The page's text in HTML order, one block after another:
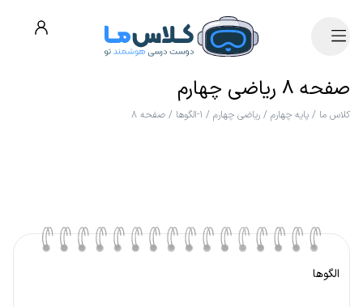
صفحه ۸ ریاضی چهارم
کلاس ما / پایه چهارم / ریاضی چهارم / ۱-الگوها / صفحه ۸
الگوها